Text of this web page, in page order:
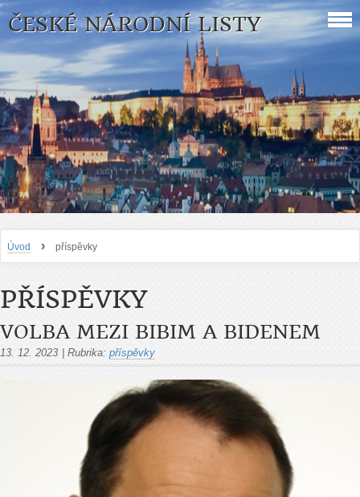
ČESKÉ NÁRODNÍ LISTY
Úvod › příspěvky
PŘÍSPĚVKY
VOLBA MEZI BIBIM A BIDENEM
13. 12. 2023 Rubrika: příspěvky